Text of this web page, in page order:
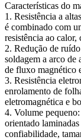
Características do
1. Resistência a
é combinado com
resistência ao
2. Redução de
soldagem a arco de
de fluxo magnético
3. Resistência
enrolamento de
eletromagnética e
4. Volume
orientado
confiabilidade,